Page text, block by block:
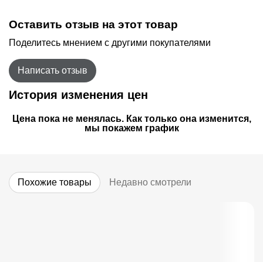
Оставить отзыв на этот товар
Поделитесь мнением с другими покупателями
Написать отзыв
История изменения цен
Цена пока не менялась. Как только она изменится,
мы покажем график
Похожие товары Недавно смотрели